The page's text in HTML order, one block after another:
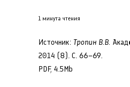
1 минута чтения
Источник: Тропин В.В.
2014 (8). С. 66–69.
PDF, 4.5Mb